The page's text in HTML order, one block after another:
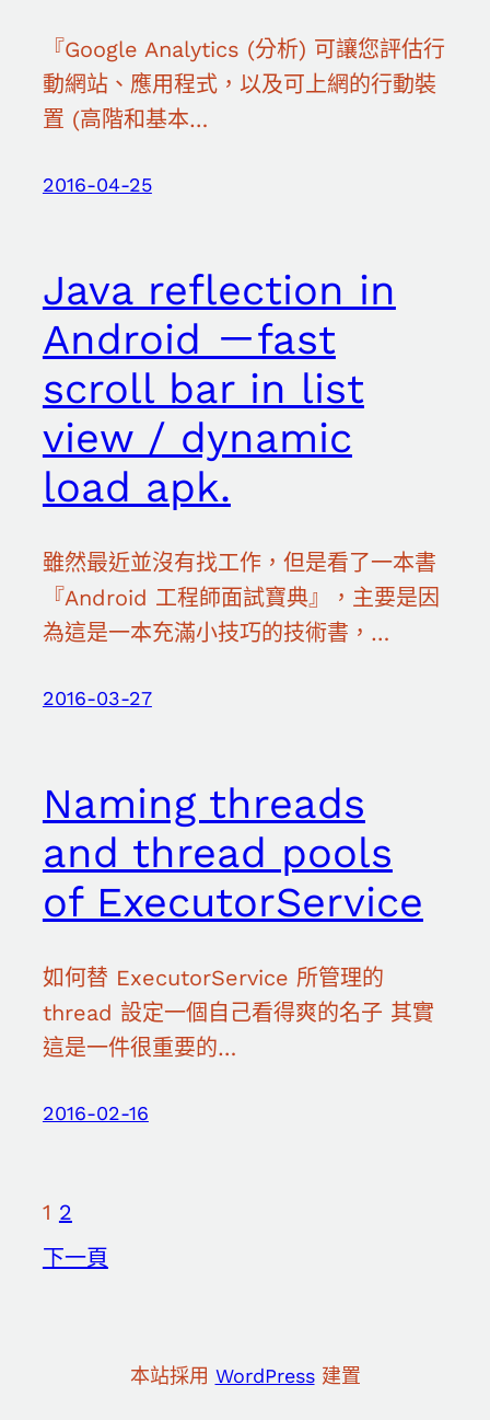
『Google Analytics (分析) 可讓您評估行
動網站、應用程式，以及可上網的行動裝
置 (高階和基本…
2016-04-25
Java reflection in
Android －fast
scroll bar in list
view / dynamic
load apk.
雖然最近並沒有找工作，但是看了一本書
『Android 工程師面試寶典』，主要是因
為這是一本充滿小技巧的技術書，…
2016-03-27
Naming threads
and thread pools
of ExecutorService
如何替 ExecutorService 所管理的
thread 設定一個自己看得爽的名子 其實
這是一件很重要的…
2016-02-16
1 2
下一頁
本站採用 WordPress建置